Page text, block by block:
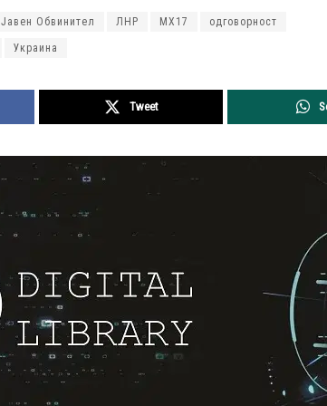
Јавен Обвинител ЛНР МХ17 одговорност
Украина
Tweet